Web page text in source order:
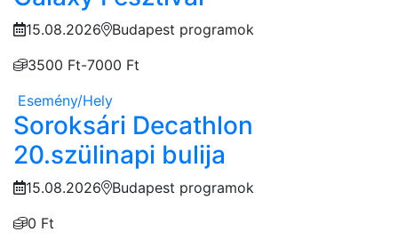
15.08.2026
Budapest programok
3500 Ft-7000 Ft
Esemény/Hely
Soroksári Decathlon
20.szülinapi bulija
15.08.2026
Budapest programok
0 Ft